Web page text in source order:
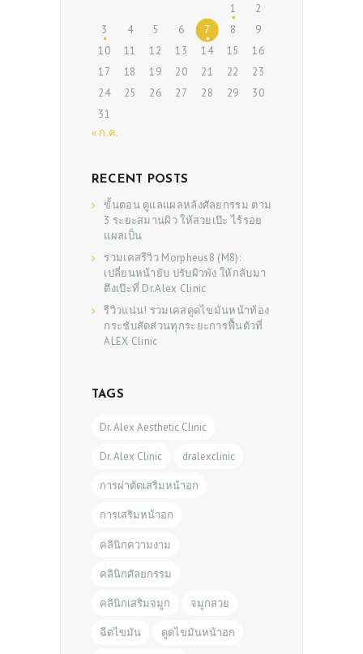
BEAUTY TIPS
PATIENT REVIEWS
PRE & POST CAUTIONS
CONSULT & RESERVATION
1
2
3
4 5 6 7 8
9
10
11 12 13 14 15
16
17
18 19 20 21 22
23
24
25 26 27 28 29
30
31
« ก.ค.
RECENT POSTS
ขั้นตอน ดูแลแผลหลังศัลยกรรม ตาม
3 ระยะสมานผิว ให้สวยเป๊ะ ไร้รอย
แผลเป็น
รวมเคสรีวิว Morpheus8 (M8):
เปลี่ยนหน้ายับ ปรับผิวพัง ให้กลับมา
ตึงเป๊ะที่ Dr.Alex Clinic
รีวิวแน่น! รวมเคสดูดไขมันหน้าท้อง
กระชับสัดส่วนทุกระยะการฟื้นตัวที่
ALEX Clinic
TAGS
Dr. Alex Aesthetic Clinic
Dr. Alex Clinic dralexclinic
การผ่าตัดเสริมหน้าอก
การเสริมหน้าอก
คลินิกความงาม
คลินิกศัลยกรรม
คลินิกเสริมจมูก จมูกสวย
ฉีดไขมัน ดูดไขมันหน้าอก